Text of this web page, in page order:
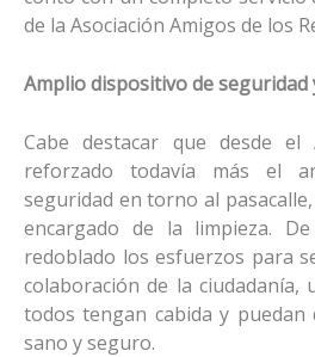
de la Asociación Amigos de los
Amplio dispositivo de seguridad
Cabe destacar que desde el
reforzado todavía más el
seguridad en torno al
encargado de la limpieza.
redoblado los esfuerzos para
colaboración de la ciudadanía,
todos tengan cabida y
sano y seguro.